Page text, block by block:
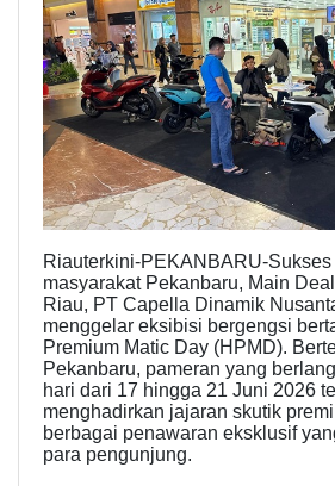
Riauterkini-PEKANBARU-Sukses
masyarakat Pekanbaru, Main
Riau, PT Capella Dinamik
menggelar eksibisi bergengsi
Premium Matic Day (HPMD).
Pekanbaru, pameran yang
hari dari 17 hingga 21 Juni 2026
menghadirkan jajaran skutik
berbagai penawaran eksklusif
para pengunjung.